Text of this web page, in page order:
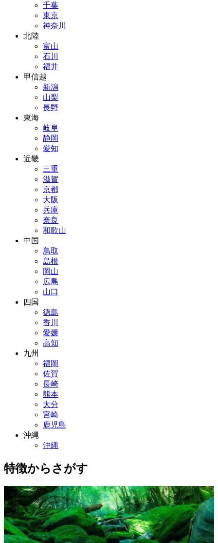
千葉
東京
神奈川
北陸
富山
石川
福井
甲信越
新潟
山梨
長野
東海
岐阜
静岡
愛知
近畿
三重
滋賀
京都
大阪
兵庫
奈良
和歌山
中国
鳥取
島根
岡山
広島
山口
四国
徳島
香川
愛媛
高知
九州
福岡
佐賀
長崎
熊本
大分
宮崎
鹿児島
沖縄
沖縄
特徴からさがす